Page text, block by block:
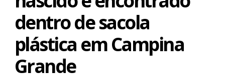
dentro de sacola
plástica em Campina
Grande